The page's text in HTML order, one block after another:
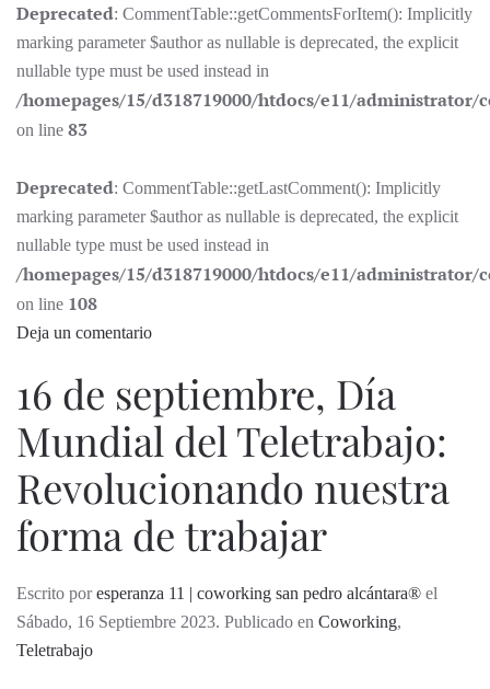
Deprecated: CommentTable::getCommentsForItem(): Implicitly
marking parameter $author as nullable is deprecated, the explicit
nullable type must be used instead in
/homepages/15/d318719000/htdocs/e11/
on line 83
Deprecated: CommentTable::getLastComment(): Implicitly
marking parameter $author as nullable is deprecated, the explicit
nullable type must be used instead in
/homepages/15/d318719000/htdocs/e11/
on line 108
Deja un comentario
16 de septiembre, Día
Mundial del Teletrabajo:
Revolucionando nuestra
forma de trabajar
Escrito poresperanza 11 | coworking san pedro alcántara® el
Sábado, 16 Septiembre 2023. Publicado en Coworking,
Teletrabajo